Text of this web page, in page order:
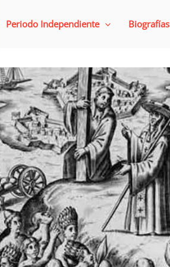
Periodo Independiente Biografías